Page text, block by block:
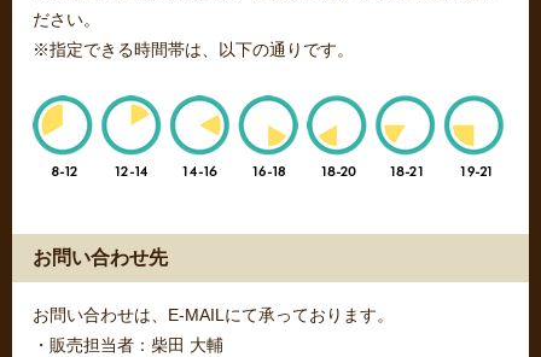
ださい。
※指定できる時間帯は、以下の通りです。
お問い合わせ先
お問い合わせは、E-MAILにて承っております。
・販売担当者：柴田 大輔